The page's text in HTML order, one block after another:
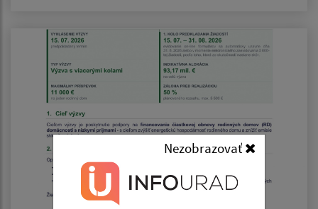
Nezobrazovať